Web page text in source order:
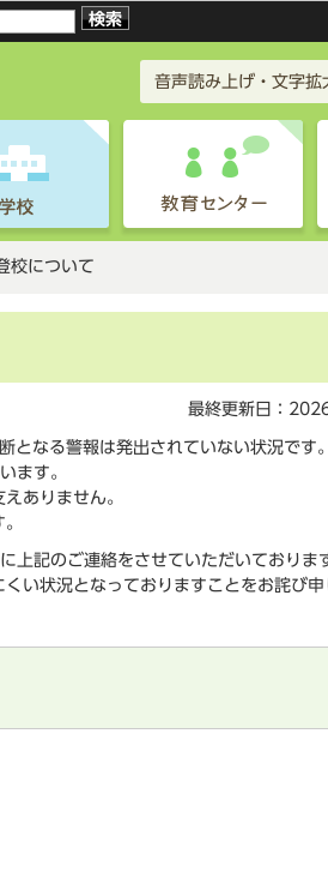
このページの本文へ移動
音声読み上げ・文字拡
校について
最終更新日：
なる警報は発出されていない状況です。
ます。
ありません。
上記のご連絡をさせていただいておりま
い状況となっておりますことをお詫び申